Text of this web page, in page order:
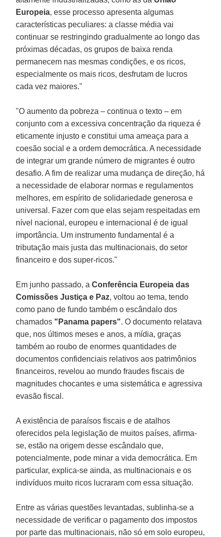
Europeia, esse processo apresenta algumas
características peculiares: a classe média vai
continuar se restringindo gradualmente ao longo das
próximas décadas, os grupos de baixa renda
permanecem nas mesmas condições, e os ricos,
especialmente os mais ricos, desfrutam de lucros
cada vez maiores."
"O aumento da pobreza – continua o texto – em
conjunto com a excessiva concentração da riqueza é
eticamente injusto e constitui uma ameaça para a
coesão social e a ordem democrática. A necessidade
de integrar um grande número de migrantes é outro
desafio. A fim de realizar uma mudança de direção, há
a necessidade de elaborar normas e regulamentos
melhores, em espírito de solidariedade generosa e
universal. Fazer com que elas sejam respeitadas em
nível nacional, europeu e internacional é de igual
importância. Um instrumento fundamental é a
tributação mais justa das multinacionais, do setor
financeiro e dos super-ricos."
Em junho passado, aConferência Europeia das
Comissões Justiça e Paz, voltou ao tema, tendo
como pano de fundo também o escândalo dos
chamados "Panama papers". O documento relatava
que, nos últimos meses e anos, a mídia, graças
também ao roubo de enormes quantidades de
documentos confidenciais relativos aos patrimônios
financeiros, revelou ao mundo fraudes fiscais de
magnitudes chocantes e uma sistemática e agressiva
evasão fiscal.
A existência de paraísos fiscais e de atalhos
oferecidos pela legislação de muitos países, afirma-
se, estão na origem desse escândalo que,
potencialmente, pode minar a vida democrática. Em
particular, explica-se ainda, as multinacionais e os
indivíduos muito ricos lucraram com essa situação.
Entre as várias questões levantadas, sublinha-se a
necessidade de verificar o pagamento dos impostos
por parte das multinacionais, não só em solo europeu,